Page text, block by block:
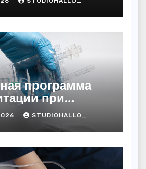
программа
при
зависимости
и
STUDIOHALLO_